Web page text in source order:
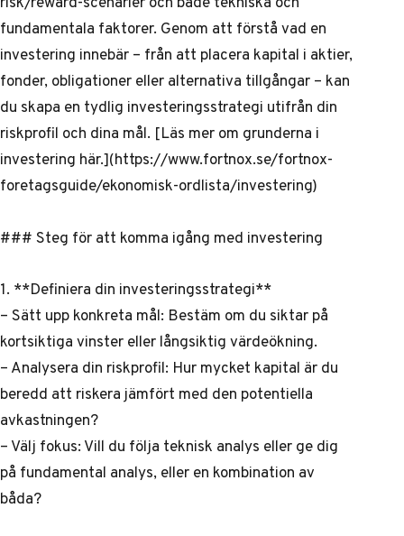
fundamentala faktorer. Genom att förstå vad en
investering innebär – från att placera kapital i aktier,
fonder, obligationer eller alternativa tillgångar – kan
du skapa en tydlig investeringsstrategi utifrån din
riskprofil och dina mål. [Läs mer om grunderna i
investering här.](https://www.fortnox.se/fortnox-
foretagsguide/ekonomisk-ordlista/investering)
### Steg för att komma igång med investering
1. **Definiera din investeringsstrategi**
– Sätt upp konkreta mål: Bestäm om du siktar på
kortsiktiga vinster eller långsiktig värdeökning.
– Analysera din riskprofil: Hur mycket kapital är du
beredd att riskera jämfört med den potentiella
avkastningen?
– Välj fokus: Vill du följa teknisk analys eller ge dig
på fundamental analys, eller en kombination av
båda?